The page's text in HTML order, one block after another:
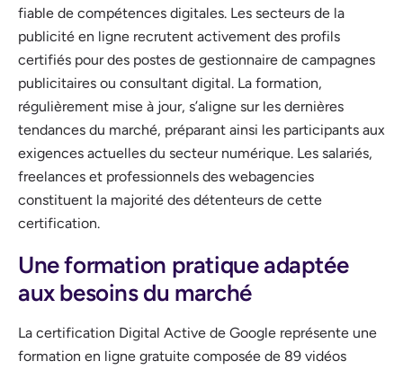
fiable de compétences digitales. Les secteurs de la
publicité en ligne recrutent activement des profils
certifiés pour des postes de gestionnaire de campagnes
publicitaires ou consultant digital. La formation,
régulièrement mise à jour, s’aligne sur les dernières
tendances du marché, préparant ainsi les participants aux
exigences actuelles du secteur numérique. Les salariés,
freelances et professionnels des webagencies
constituent la majorité des détenteurs de cette
certification.
Une formation pratique adaptée
aux besoins du marché
La certification Digital Active de Google représente une
formation en ligne gratuite composée de 89 vidéos